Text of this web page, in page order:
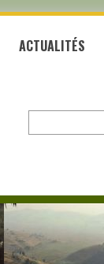
ACTUALITÉS